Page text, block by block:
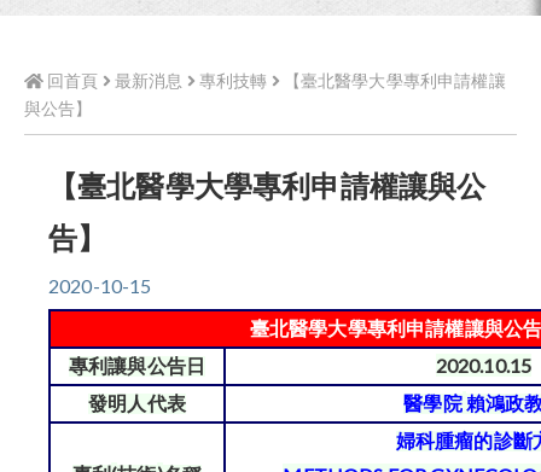
回首頁 最新消息 專利技轉
【臺北醫學大學專利申請權讓
與公告】
【臺北醫學大學專利申請權讓與公
告】
2020-10-15
臺北醫學大學專利申請權讓與公
專利讓與公告日
2020.10.15
發明人代表 醫學院賴鴻政
婦科腫瘤的診斷